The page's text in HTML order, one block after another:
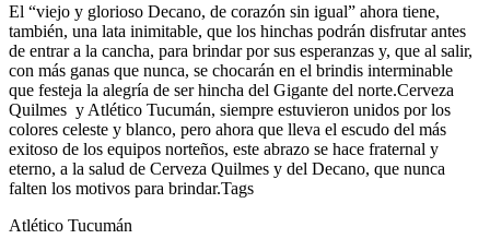
El “viejo y glorioso Decano, de corazón sin igual” ahora tiene,
también, una lata inimitable, que los hinchas podrán disfrutar antes
de entrar a la cancha, para brindar por sus esperanzas y, que al salir,
con más ganas que nunca, se chocarán en el brindis interminable
que festeja la alegría de ser hincha del Gigante del norte.Cerveza
Quilmes y Atlético Tucumán, siempre estuvieron unidos por los
colores celeste y blanco, pero ahora que lleva el escudo del más
exitoso de los equipos norteños, este abrazo se hace fraternal y
eterno, a la salud de Cerveza Quilmes y del Decano, que nunca
falten los motivos para brindar.Tags
Atlético Tucumán